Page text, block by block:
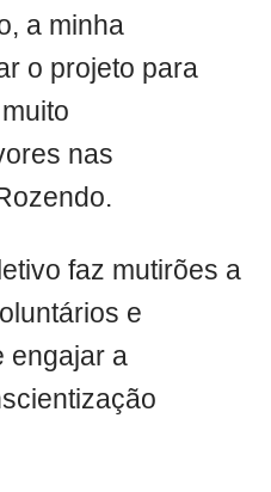
a minha
o projeto para
nas
faz mutirões a
e
engajar a